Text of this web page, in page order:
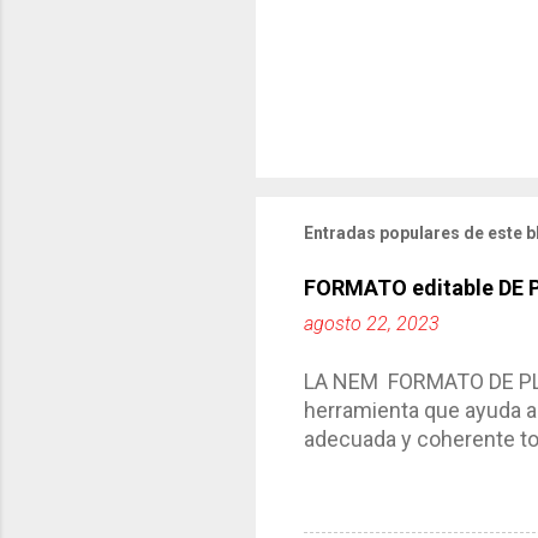
Entradas populares de este
FORMATO editable DE
agosto 22, 2023
LA NEM FORMATO DE
herramienta que ayuda
adecuada y coherente
aprendizaje. La